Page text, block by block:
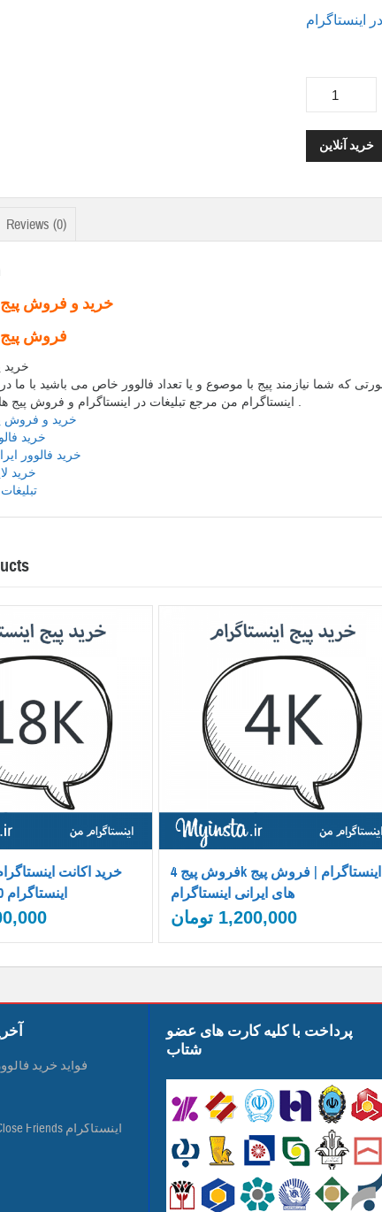
خرید آنلاین
Reviews (0)
خرید و فروش پیج
فروش پیج
خرید
شما نیازمند پیج با موصوع و یا تعداد فالوور خاص می باشید با ما در
خرید
خرید فالوور
خرید
خرید اکانت
اینستاگرام 18000 فالووری
فروش پیج 4k اینستاگرام | فروش پیج
های ایرانی اینستاگرام
1,200,000 تومان
فواید خرید
Close Friends اینستاگرام
پرداخت با کلیه کارت های عضو
شتاب